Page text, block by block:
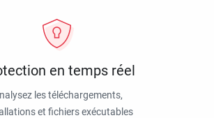
en temps réel
les téléchargements,
et fichiers exécutables